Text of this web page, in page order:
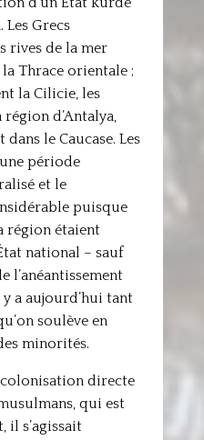
Les Grecs
rives de la mer
Thrace orientale ;
la Cilicie, les
d’Antalya,
dans le Caucase. Les
période
et le
puisque
région étaient
national – sauf
l’anéantissement
a aujourd’hui tant
soulève en
minorités.
colonisation directe
qui est
il s’agissait